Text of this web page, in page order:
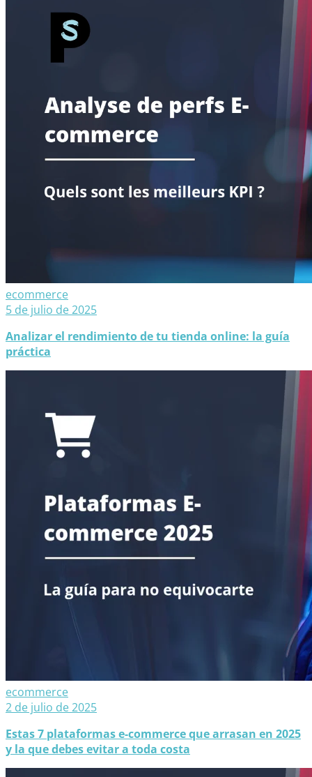
ecommerce
5 de julio de 2025
Analizar el rendimiento de tu tienda online: la guía
práctica
ecommerce
2 de julio de 2025
Estas 7 plataformas e-commerce que arrasan en 2025
y la que debes evitar a toda costa